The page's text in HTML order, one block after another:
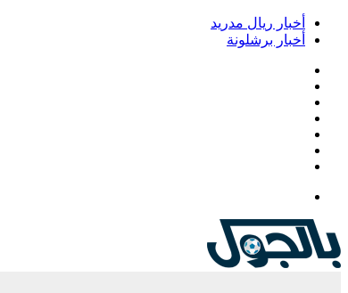
أخبار ريال مدريد
أخبار برشلونة